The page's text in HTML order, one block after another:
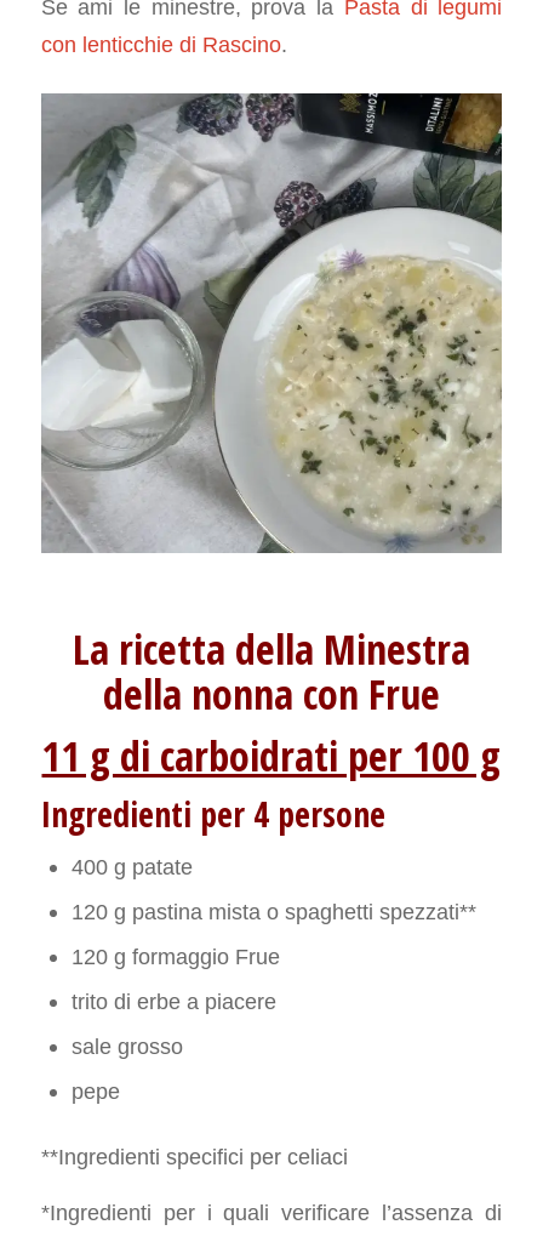
Se ami le minestre, prova la Pasta di legumi
con lenticchie di Rascino.
La ricetta della Minestra
della nonna con Frue
11 g di carboidrati per 100 g
Ingredienti per 4 persone
400 g patate
120 g pastina mista o spaghetti spezzati**
120 g formaggio Frue
trito di erbe a piacere
sale grosso
pepe
**Ingredienti specifici per celiaci
*Ingredienti per i quali verificare l’assenza di